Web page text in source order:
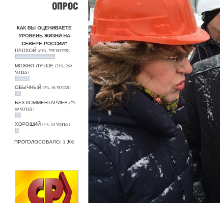
КАК ВЫ ОЦЕНИВАЕТЕ
УРОВЕНЬ ЖИЗНИ НА
СЕВЕРЕ РОССИИ?
ПЛОХОЙ (61%, 795 VOTES)
МОЖНО ЛУЧШЕ (21%, 269
VOTES)
ОБЫЧНЫЙ (7%, 94 VOTES)
БЕЗ КОММЕНТАРИЕВ (7%,
89 VOTES)
ХОРОШИЙ (4%, 54 VOTES)
ПРОГОЛОСОВАЛО: 1 301